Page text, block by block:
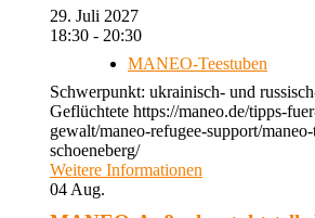
29. Juli 2027
18:30 - 20:30
MANEO-Teestuben
Schwerpunkt: ukrainisch- und
Geflüchtete https://maneo.de/tipps-
gewalt/maneo-refugee-support/maneo-
schoeneberg/
Weitere Informationen
04 Aug.